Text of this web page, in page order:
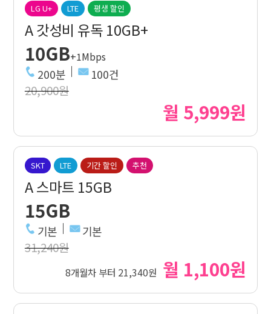
LG U+ LTE 평생 할인
A 갓성비 유독 10GB+
10GB+1Mbps
200분 100건
20,900원
월 5,999원
SKT LTE 기간 할인 추천
A 스마트 15GB
15GB
기본 기본
31,240원
8개월차 부터 21,340원 월 1,100원